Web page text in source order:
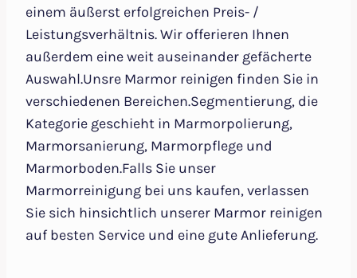
einem äußerst erfolgreichen Preis- /
Leistungsverhältnis. Wir offerieren Ihnen
außerdem eine weit auseinander gefächerte
Auswahl.Unsre Marmor reinigen finden Sie in
verschiedenen Bereichen.Segmentierung, die
Kategorie geschieht in Marmorpolierung,
Marmorsanierung, Marmorpflege und
Marmorboden.Falls Sie unser
Marmorreinigung bei uns kaufen, verlassen
Sie sich hinsichtlich unserer Marmor reinigen
auf besten Service und eine gute Anlieferung.